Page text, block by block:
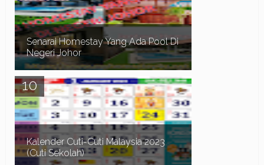
sebuah rumah mewah Corner Lot 2 tingkat, 4 bilik
tidur dan ...
Senarai Homestay Yang Ada Pool Di
Negeri Johor
Assalamualaikum dan Salam Sejahtera. Dalam
post sebelum ni kita telah pergi ke pantai Timur,
Senarai Homestay Yang Ada Pool Di Terengganu ...
Kalender Cuti-Cuti Malaysia 2023
(Cuti Sekolah)